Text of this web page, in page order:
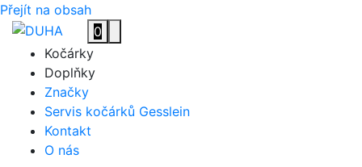
Přejít na obsah
0
Toggle navigation
Kočárky
Doplňky
Značky
Servis kočárků Gesslein
Kontakt
O nás